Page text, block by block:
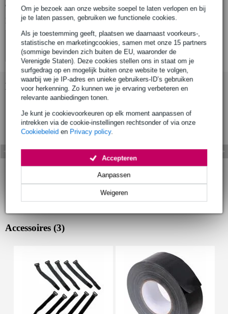
Om je bezoek aan onze website soepel te laten verlopen en bij
je te laten passen, gebruiken we functionele cookies.
Als je toestemming geeft, plaatsen we daarnaast voorkeurs-,
statistische en marketingcookies, samen met onze 15 partners
(sommige bevinden zich buiten de EU, waaronder de
Verenigde Staten). Deze cookies stellen ons in staat om je
surfgedrag op en mogelijk buiten onze website te volgen,
waarbij we je IP-adres en unieke gebruikers-ID’s gebruiken
voor herkenning. Zo kunnen we je ervaring verbeteren en
relevante aanbiedingen tonen.
Je kunt je cookievoorkeuren op elk moment aanpassen of
intrekken via de cookie-instellingen rechtsonder of via onze
Cookiebeleid en Privacy policy.
Weigeren
Aanpassen
Accepteren
Bekijk ook eens (4)
Bekijk ook eens (4)
Accessoires (3)